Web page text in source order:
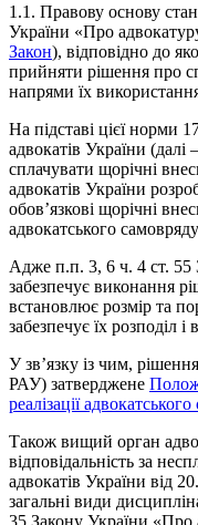
1.1. Правову основу
України «Про
Закон), відповідно до
прийняти рішення про
напрями їх
На підставі цієї норми
адвокатів України (далі
сплачувати щорічні
адвокатів України
обов’язкові щорічні
адвокатського
Адже п.п. 3, 6 ч. 4 ст. 55
забезпечує виконання
встановлює розмір та
забезпечує їх розподіл і
У зв’язку із чим,
РАУ) затверджене
реалізації
Також вищий орган
відповідальність за
адвокатів України від
загальні види
35 Закону України «Про